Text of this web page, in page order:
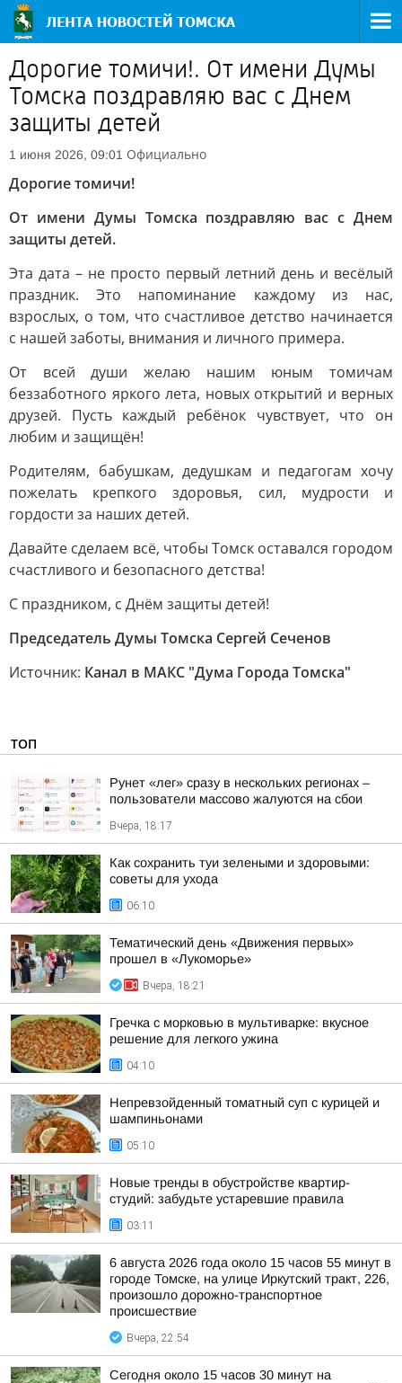
Дорогие томичи!. От имени Думы
Томска поздравляю вас с Днем
защиты детей
1 июня 2026, 09:01 Официально
Дорогие томичи!
От имени Думы Томска поздравляю вас с Днем
защиты детей.
Эта дата – не просто первый летний день и весёлый
праздник. Это напоминание каждому из нас,
взрослых, о том, что счастливое детство начинается
с нашей заботы, внимания и личного примера.
От всей души желаю нашим юным томичам
беззаботного яркого лета, новых открытий и верных
друзей. Пусть каждый ребёнок чувствует, что он
любим и защищён!
Родителям, бабушкам, дедушкам и педагогам хочу
пожелать крепкого здоровья, сил, мудрости и
гордости за наших детей.
Давайте сделаем всё, чтобы Томск оставался городом
счастливого и безопасного детства!
С праздником, с Днём защиты детей!
Председатель Думы Томска Сергей Сеченов
Источник: Канал в МАКС "Дума Города Томска"
ТОП
Рунет «лег» сразу в нескольких регионах –
пользователи массово жалуются на сбои
Вчера, 18:17
Как сохранить туи зелеными и здоровыми:
советы для ухода
06:10
Тематический день «Движения первых»
прошел в «Лукоморье»
Вчера, 18:21
Гречка с морковью в мультиварке: вкусное
решение для легкого ужина
04:10
Непревзойденный томатный суп с курицей и
шампиньонами
05:10
Новые тренды в обустройстве квартир-
студий: забудьте устаревшие правила
03:11
6 августа 2026 года около 15 часов 55 минут в
городе Томске, на улице Иркутский тракт, 226,
произошло дорожно-транспортное
происшествие
Вчера, 22:54
Сегодня около 15 часов 30 минут на